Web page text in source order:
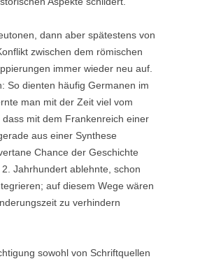
dann aber spätestens von
zwischen dem römischen
immer wieder neu auf.
So dienten häufig Germanen im
man mit der Zeit viel vom
mit dem Frankenreich einer
aus einer Synthese
Chance der Geschichte
Jahrhundert ablehnte, schon
auf diesem Wege wären
zu verhindern
sowohl von Schriftquellen